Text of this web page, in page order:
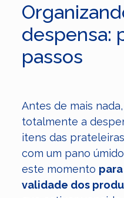
despensa:
passos
Antes de mais
totalmente a
itens das
com um pano
este momento
validade dos